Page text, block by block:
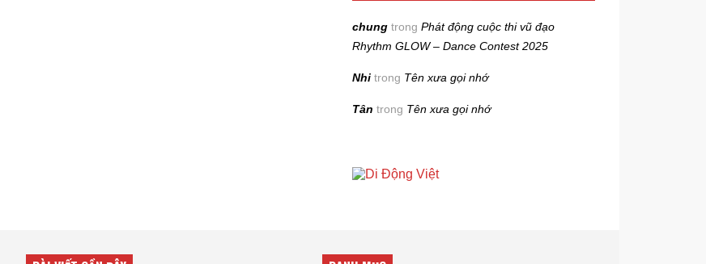
chung trongPhát động cuộc thi vũ đạo
Rhythm GLOW – Dance Contest 2025
Nhi trong Tên xưa gọi nhớ
Tân trong Tên xưa gọi nhớ